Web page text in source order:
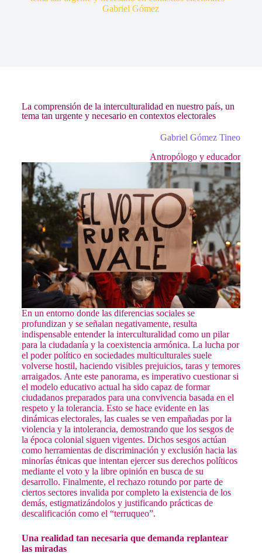
Gabriel Gómez
La comprensión de la interculturalidad en nuestro país, un
tema tan urgente y necesario en contextos electorales
Gabriel Gómez Tineo
Antropólogo y educador
En un entorno donde las diferencias sociales se
profundizan y se señalan negativamente, resulta
indispensable entender la interculturalidad como un pilar
para la ciudadanía y la coexistencia armónica. La lucha por
el poder político en sociedades multiculturales suele
volverse hostil, haciendo visibles prejuicios, taras y temores
arraigados. Ante este panorama, es imperativo cuestionar si
el modelo educativo actual ha sido capaz de formar
ciudadanos preparados para una convivencia basada en el
respeto y la tolerancia. Esto se hace evidente en las
dinámicas electorales, las cuales se ven empañadas por la
violencia y la intolerancia, demostrando que los sesgos de
la época colonial siguen vigentes. Dichos sesgos actúan
como herramientas de discriminación y exclusión hacia las
minorías étnicas que intentan ejercer sus derechos políticos
mediante el voto y la libre opinión en busca de su
desarrollo. Finalmente, el rechazo rotundo por parte de
ciertos sectores invalida por completo la existencia de los
demás, estigmatizándolos y justificando prácticas de
descalificación como el “terruqueo”.
Una realidad tan necesaria que demanda replantear
las miradas